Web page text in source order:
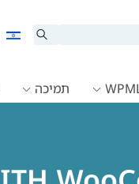
תמיכה